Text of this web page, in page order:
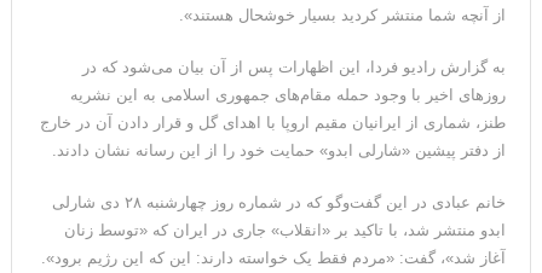
از آنچه شما منتشر کردید بسیار خوشحال هستند».
به گزارش رادیو فردا، این اظهارات پس از آن بیان می‌شود که در
روزهای اخیر با وجود حمله مقام‌های جمهوری اسلامی به این نشریه
طنز، شماری از ایرانیان مقیم اروپا با اهدای گل و قرار دادن آن در خارج
از دفتر پیشین «شارلی ابدو» حمایت خود را از این رسانه نشان دادند.
خانم عبادی در این گفت‌وگو که در شماره روز چهارشنبه ۲۸ دی شارلی
ابدو منتشر شد، با تاکید بر «انقلاب» جاری در ایران که «توسط زنان
آغاز شد»، گفت: «مردم فقط یک خواسته دارند: این که این رژیم برود».